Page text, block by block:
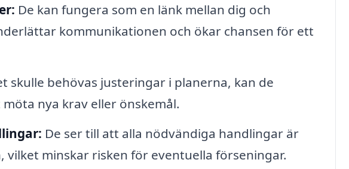
De kan fungera som en länk mellan dig och
kommunikationen och ökar chansen för ett
skulle behövas justeringar i planerna, kan de
nya krav eller önskemål.
De ser till att alla nödvändiga handlingar är
vilket minskar risken för eventuella förseningar.